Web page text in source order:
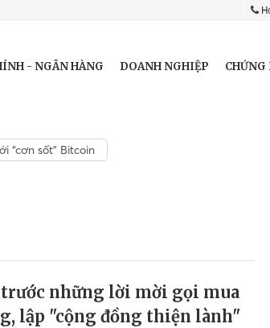
- NGÂN HÀNG DOANH NGHIỆP CHỨNG
“cơn sốt” Bitcoin
những lời mời gọi mua
lập "cộng đồng thiện lành"